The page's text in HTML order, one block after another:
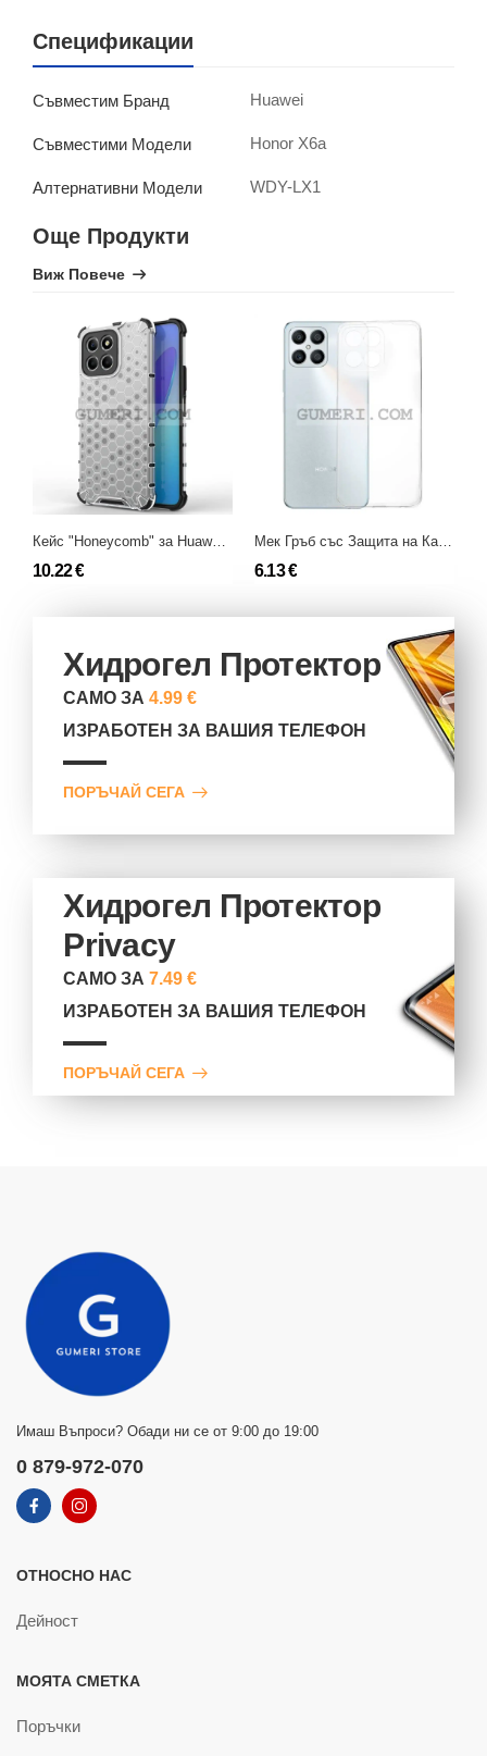
Спецификации
Съвместим Бранд Huawei
Съвместими Модели Honor X6a
Алтернативни Модели WDY-LX1
Още Продукти
Виж Повече
Кейс "Honeycomb" за Huawei Honor X6a
10.22 €
Мек Гръб със Защита на Камерата за Huawei Honor X6a
6.13 €
Хидрогел Протектор
САМО ЗА4.99 €
ИЗРАБОТЕН ЗА ВАШИЯ ТЕЛЕФОН
ПОРЪЧАЙ СЕГА
Хидрогел Протектор
Privacy
САМО ЗА7.49 €
ИЗРАБОТЕН ЗА ВАШИЯ ТЕЛЕФОН
ПОРЪЧАЙ СЕГА
Имаш Въпроси? Обади ни се от 9:00 до 19:00
0 879-972-070
ОТНОСНО НАС
Дейност
МОЯТА СМЕТКА
Поръчки